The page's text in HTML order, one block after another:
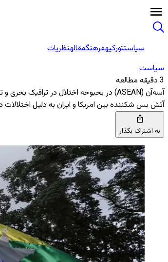
سیاستتورکیهفرهنگمقالهنظریات
سیاست
3 دقیقه مطالعه
آسه‌آن (ASEAN) در بحبوحه اختلال در ترافیک بحری و تنش‌های ایران و آمریکا، خواستار آرامش شد
آتش بس شکننده بین امریکا و ایران به دلیل
به اشتراک بگذار